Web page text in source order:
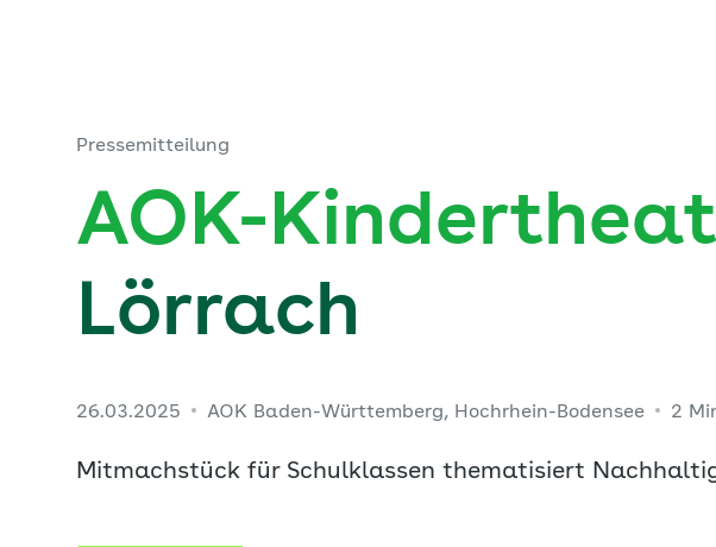
Pressemitteilung
AOK-
Lörrach
26.03.2025 AOK Baden-Württemberg, Hochrhein-Bodensee 2
Mitmachstück für Schulklassen thematisiert